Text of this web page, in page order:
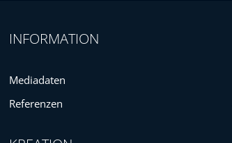
INFORMATION
Mediadaten
Referenzen